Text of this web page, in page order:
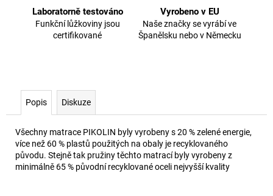
Laboratorně testováno
Funkční lůžkoviny jsou
certifikované
Vyrobeno v EU
Naše značky se vyrábí ve
Španělsku nebo v Německu
Popis Diskuze
Všechny matrace PIKOLIN byly vyrobeny s 20 % zelené energie,
více než 60 % plastů použitých na obaly je recyklovaného
původu. Stejně tak pružiny těchto matrací byly vyrobeny z
minimálně 65 % původní recyklované oceli nejvyšší kvality